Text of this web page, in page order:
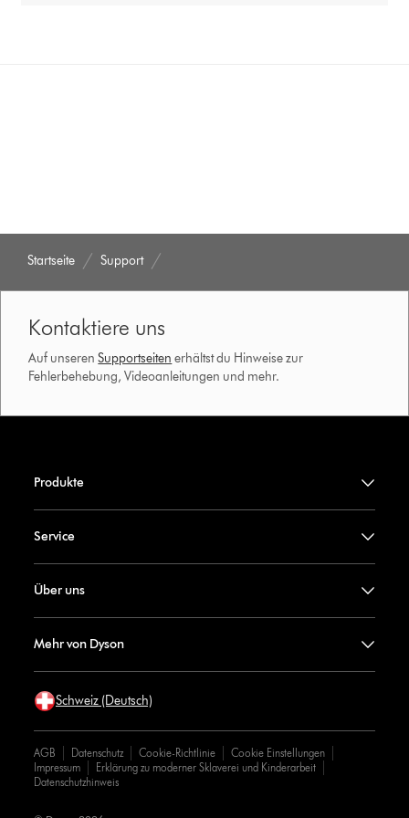
Startseite Support
Kontaktiere uns
Auf unserenSupportseiten erhältst du Hinweise zur
Fehlerbehebung, Videoanleitungen und mehr.
Produkte
Service
Über uns
Mehr von Dyson
Schweiz (Deutsch)
AGB Datenschutz Cookie-Richtlinie
Cookie Einstellungen
Impressum
Erklärung zu moderner Sklaverei und Kinderarbeit
Datenschutzhinweis